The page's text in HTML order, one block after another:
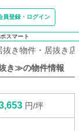
員登録・ログイン
スマート
抜き物件・居抜き
き≫の物件情報
円/坪